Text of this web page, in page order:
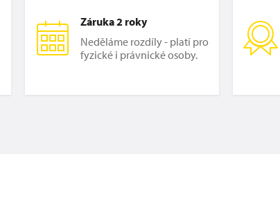
Záruka 2 roky
Neděláme rozdíly - platí pro
fyzické i právnické osoby.